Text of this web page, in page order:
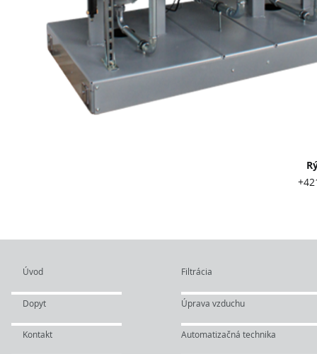
Rýchly
+421 903 417
Kontakt Automatizačná technika
Úprava vzduchu
Dopyt
Filtrácia
Úvod